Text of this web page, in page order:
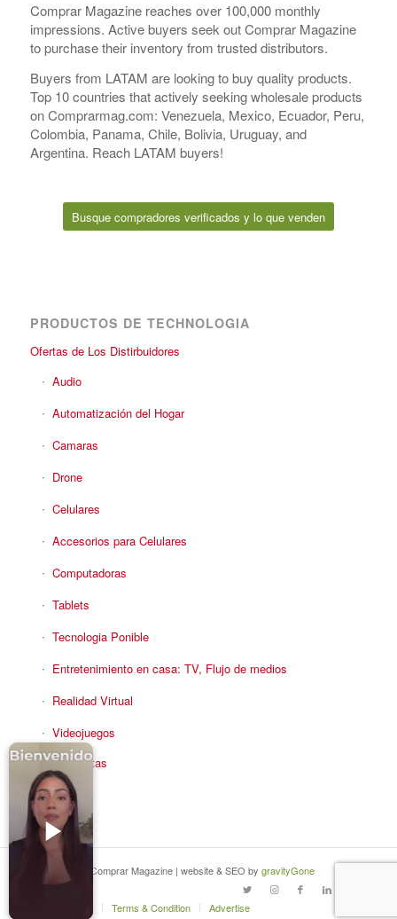
Comprar Magazine reaches over 100,000 monthly
impressions. Active buyers seek out Comprar Magazine
to purchase their inventory from trusted distributors.
Buyers from LATAM are looking to buy quality products.
Top 10 countries that actively seeking wholesale products
on Comprarmag.com: Venezuela, Mexico, Ecuador, Peru,
Colombia, Panama, Chile, Bolivia, Uruguay, and
Argentina. Reach LATAM buyers!
Busque compradores verificados y lo que venden
PRODUCTOS DE TECHNOLOGIA
Ofertas de Los Distirbuidores
Audio
Automatización del Hogar
Camaras
Drone
Celulares
Accesorios para Celulares
Computadoras
Tablets
Tecnologia Ponible
Entretenimiento en casa: TV, Flujo de medios
Realidad Virtual
Videojuegos
Reciba Ofertas
© Copyright - Comprar Magazine | website & SEO by gravityGone
Terms & Condition Advertise